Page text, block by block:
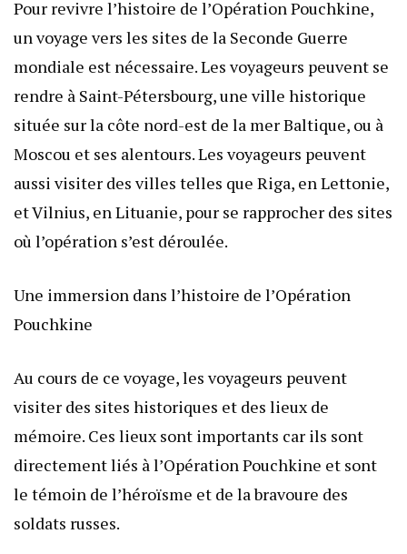
Pour revivre l’histoire de l’Opération Pouchkine,
un voyage vers les sites de la Seconde Guerre
mondiale est nécessaire. Les voyageurs peuvent se
rendre à Saint-Pétersbourg, une ville historique
située sur la côte nord-est de la mer Baltique, ou à
Moscou et ses alentours. Les voyageurs peuvent
aussi visiter des villes telles que Riga, en Lettonie,
et Vilnius, en Lituanie, pour se rapprocher des sites
où l’opération s’est déroulée.
Une immersion dans l’histoire de l’Opération
Pouchkine
Au cours de ce voyage, les voyageurs peuvent
visiter des sites historiques et des lieux de
mémoire. Ces lieux sont importants car ils sont
directement liés à l’Opération Pouchkine et sont
le témoin de l’héroïsme et de la bravoure des
soldats russes.